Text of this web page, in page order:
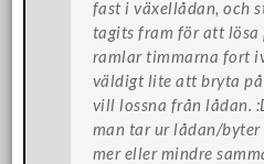
fast i växellådan, och
tagits fram för att lösa
ramlar timmarna fort
väldigt lite att bryta
vill lossna från lådan.
man tar ur lådan/
mer eller mindre